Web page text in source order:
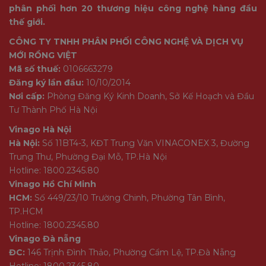
phân phối hơn 20 thương hiệu công nghệ hàng đầu
thế giới.
CÔNG TY TNHH PHÂN PHỐI CÔNG NGHỆ VÀ DỊCH VỤ
MỚI RỒNG VIỆT
Mã số thuế: 0106663279
Đăng ký lần đầu: 10/10/2014
Nơi cấp: Phòng Đăng Ký Kinh Doanh, Sở Kế Hoạch và Đầu
Tư Thành Phố Hà Nội
Vinago Hà Nội
Hà Nội: Số 11BT4-3, KĐT Trung Văn VINACONEX 3, Đường
Trung Thư, Phường Đại Mỗ, TP.Hà Nội
Hotline: 1800.2345.80
Vinago Hồ Chí Minh
HCM: Số 449/23/10 Trường Chinh, Phường Tân Bình,
TP.HCM
Hotline: 1800.2345.80
Vinago Đà nẵng
ĐC: 146 Trịnh Đình Thảo, Phường Cẩm Lệ, TP.Đà Nẵng